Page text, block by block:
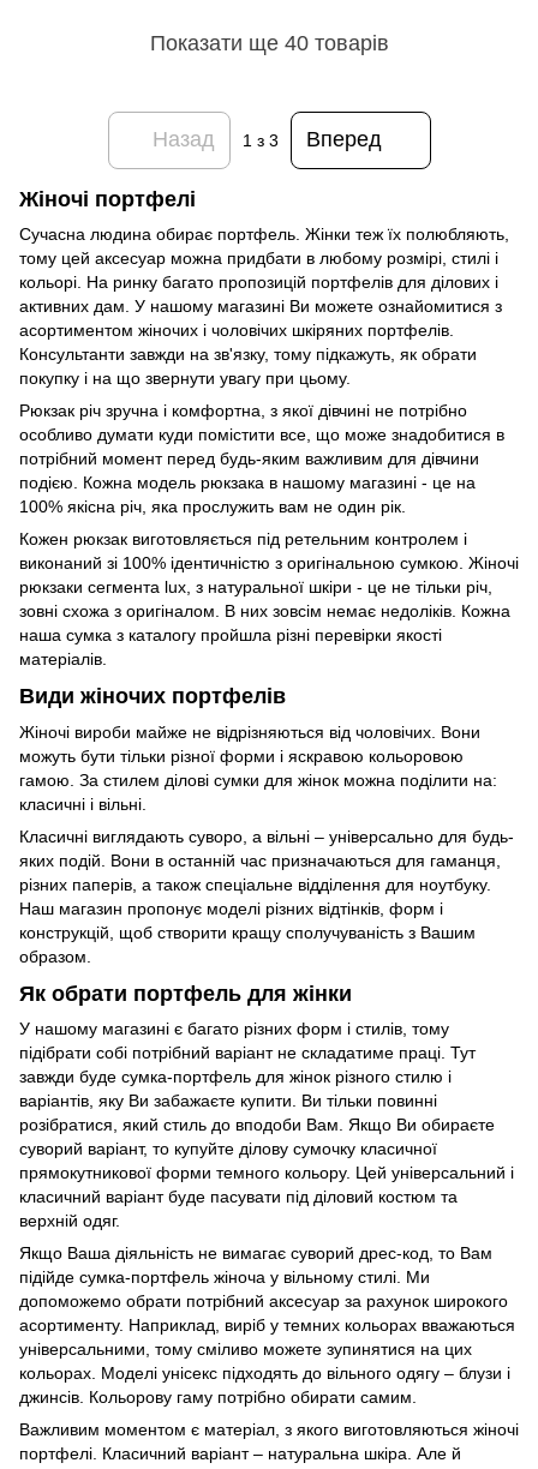
Показати ще 40 товарів
Назад 1 з 3 Вперед
Жіночі портфелі
Сучасна людина обирає портфель. Жінки теж їх полюбляють,
тому цей аксесуар можна придбати в любому розмірі, стилі і
кольорі. На ринку багато пропозицій портфелів для ділових і
активних дам. У нашому магазині Ви можете ознайомитися з
асортиментом жіночих і чоловічих шкіряних портфелів.
Консультанти завжди на зв'язку, тому підкажуть, як обрати
покупку і на що звернути увагу при цьому.
Рюкзак річ зручна і комфортна, з якої дівчині не потрібно
особливо думати куди помістити все, що може знадобитися в
потрібний момент перед будь-яким важливим для дівчини
подією. Кожна модель рюкзака в нашому магазині - це на
100% якісна річ, яка прослужить вам не один рік.
Кожен рюкзак виготовляється під ретельним контролем і
виконаний зі 100% ідентичністю з оригінальною сумкою. Жіночі
рюкзаки сегмента lux, з натуральної шкіри - це не тільки річ,
зовні схожа з оригіналом. В них зовсім немає недоліків. Кожна
наша сумка з каталогу пройшла різні перевірки якості
матеріалів.
Види жіночих портфелів
Жіночі вироби майже не відрізняються від чоловічих. Вони
можуть бути тільки різної форми і яскравою кольоровою
гамою. За стилем ділові сумки для жінок можна поділити на:
класичні і вільні.
Класичні виглядають суворо, а вільні – універсально для будь-
яких подій. Вони в останній час призначаються для гаманця,
різних паперів, а також спеціальне відділення для ноутбуку.
Наш магазин пропонує моделі різних відтінків, форм і
конструкцій, щоб створити кращу сполучуваність з Вашим
образом.
Як обрати портфель для жінки
У нашому магазині є багато різних форм і стилів, тому
підібрати собі потрібний варіант не складатиме праці. Тут
завжди буде сумка-портфель для жінок різного стилю і
варіантів, яку Ви забажаєте купити. Ви тільки повинні
розібратися, який стиль до вподоби Вам. Якщо Ви обираєте
суворий варіант, то купуйте ділову сумочку класичної
прямокутникової форми темного кольору. Цей універсальний і
класичний варіант буде пасувати під діловий костюм та
верхній одяг.
Якщо Ваша діяльність не вимагає суворий дрес-код, то Вам
підійде сумка-портфель жіноча у вільному стилі. Ми
допоможемо обрати потрібний аксесуар за рахунок широкого
асортименту. Наприклад, виріб у темних кольорах вважаються
універсальними, тому сміливо можете зупинятися на цих
кольорах. Моделі унісекс підходять до вільного одягу – блузи і
джинсів. Кольорову гаму потрібно обирати самим.
Важливим моментом є матеріал, з якого виготовляються жіночі
портфелі. Класичний варіант – натуральна шкіра. Але й